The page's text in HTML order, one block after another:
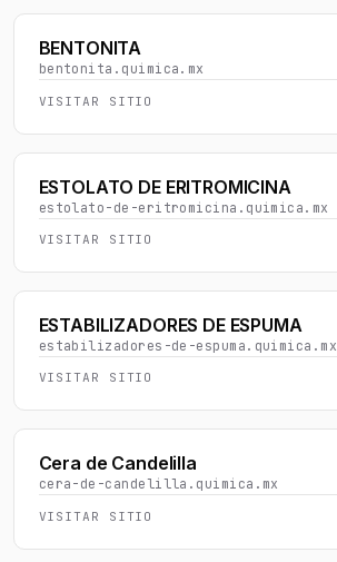
BENTONITA
bentonita.quimica.mx
VISITAR SITIO
ESTOLATO DE ERITROMICINA
estolato-de-eritromicina.quimica.mx
VISITAR SITIO
ESTABILIZADORES DE ESPUMA
estabilizadores-de-espuma.quimica.mx
VISITAR SITIO
Cera de Candelilla
cera-de-candelilla.quimica.mx
VISITAR SITIO